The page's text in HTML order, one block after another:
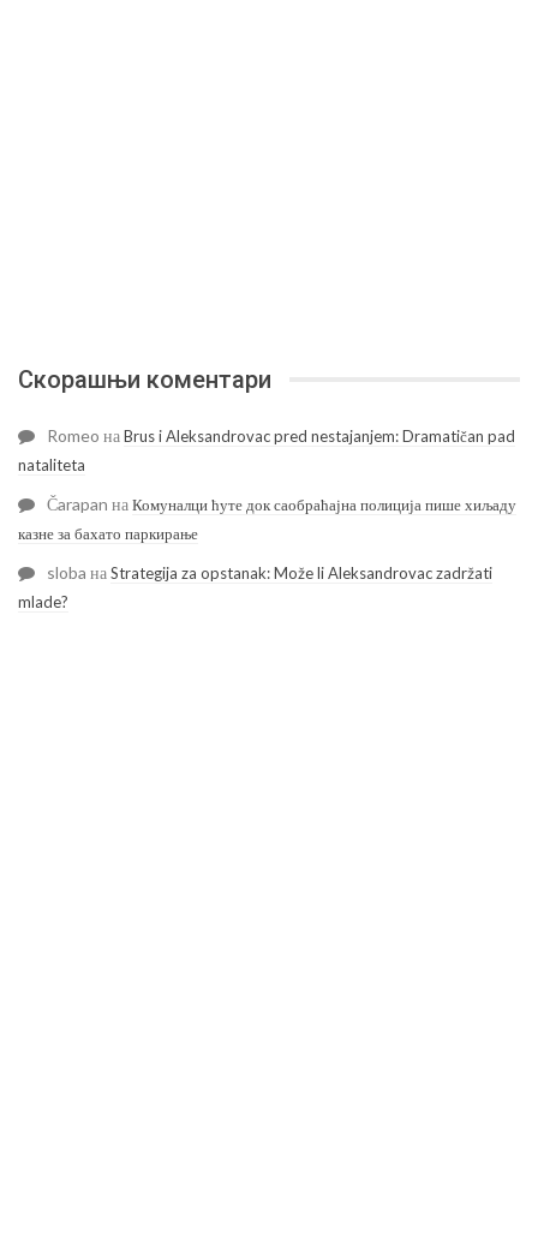
Скорашњи коментари
Romeo наBrus i Aleksandrovac pred nestajanjem: Dramatičan pad
nataliteta
Čarapan наКомуналци ћуте док саобраћајна полиција пише хиљаду
казне за бахато паркирање
sloba наStrategija za opstanak: Može li Aleksandrovac zadržati
mlade?